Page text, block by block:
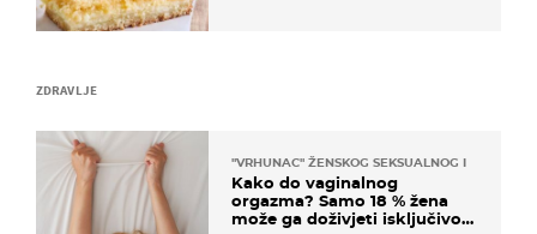
ZDRAVLJE
"VRHUNAC" ŽENSKOG SEKSUALNOG ISKUSTVA
Kako do vaginalnog
orgazma? Samo 18 % žena
može ga doživjeti isključivo